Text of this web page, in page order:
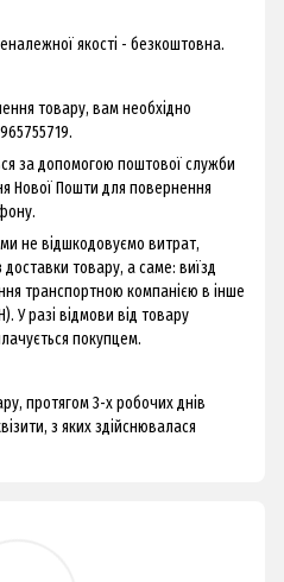
якості - безкоштовна.
товару, вам необхідно
за допомогою поштової служби
Нової Пошти для повернення
не відшкодовуємо витрат,
доставки товару, а саме: виїзд
транспортною компанією в інше
У разі відмови від товару
покупцем.
протягом 3-х робочих днів
з яких здійснювалася